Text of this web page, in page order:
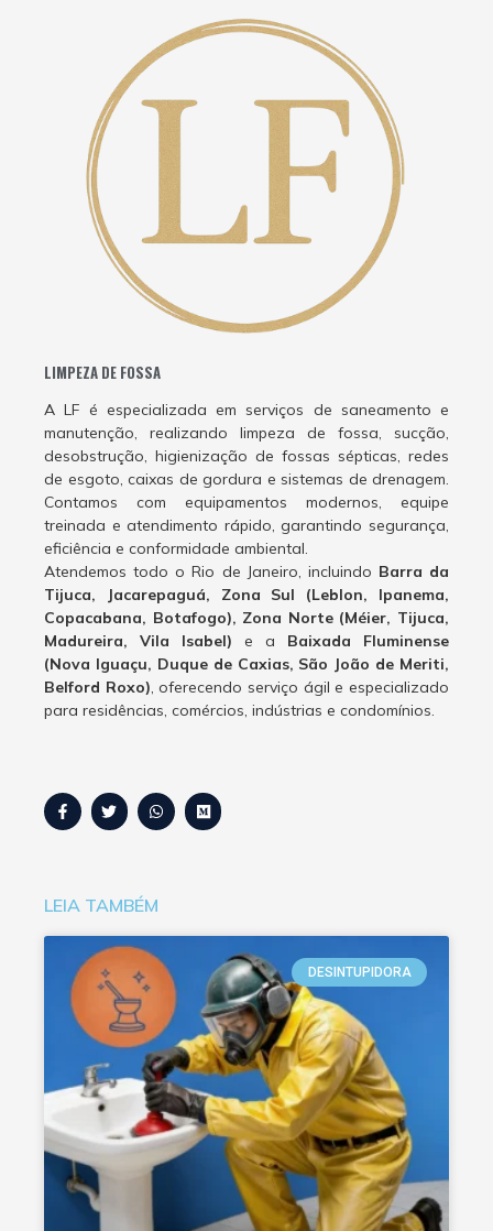
LIMPEZA DE FOSSA
A LF é especializada em serviços de saneamento e
manutenção, realizando limpeza de fossa, sucção,
desobstrução, higienização de fossas sépticas, redes
de esgoto, caixas de gordura e sistemas de drenagem.
Contamos com equipamentos modernos, equipe
treinada e atendimento rápido, garantindo segurança,
eficiência e conformidade ambiental.
Atendemos todo o Rio de Janeiro, incluindo Barra da
Tijuca, Jacarepaguá, Zona Sul (Leblon, Ipanema,
Copacabana, Botafogo), Zona Norte (Méier, Tijuca,
Madureira, Vila Isabel) e a Baixada Fluminense
(Nova Iguaçu, Duque de Caxias, São João de Meriti,
Belford Roxo), oferecendo serviço ágil e especializado
para residências, comércios, indústrias e condomínios.
LEIA TAMBÉM
DESINTUPIDORA